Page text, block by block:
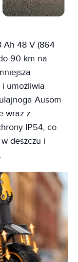
Ah 48 V (864
90 km na
i umożliwia
Ausom
wraz z
IP54, co
deszczu i